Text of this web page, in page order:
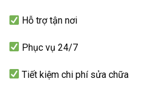
Hỗ trợ tận nơi
Phục vụ 24/7
Tiết kiệm chi phí sửa chữa